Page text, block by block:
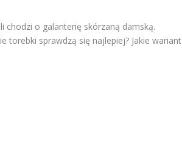
chodzi o galanterię skórzaną damską.
torebki sprawdzą się najlepiej? Jakie wariant